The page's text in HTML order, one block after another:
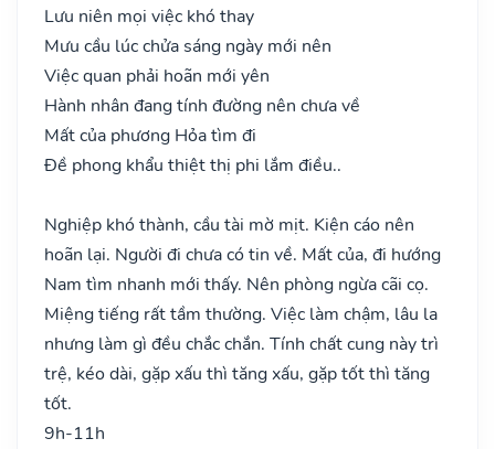
Lưu niên mọi việc khó thay
Mưu cầu lúc chửa sáng ngày mới nên
Việc quan phải hoãn mới yên
Hành nhân đang tính đường nên chưa về
Mất của phương Hỏa tìm đi
Đề phong khẩu thiệt thị phi lắm điều..
Nghiệp khó thành, cầu tài mờ mịt. Kiện cáo nên
hoãn lại. Người đi chưa có tin về. Mất của, đi hướng
Nam tìm nhanh mới thấy. Nên phòng ngừa cãi cọ.
Miệng tiếng rất tầm thường. Việc làm chậm, lâu la
nhưng làm gì đều chắc chắn. Tính chất cung này trì
trệ, kéo dài, gặp xấu thì tăng xấu, gặp tốt thì tăng
tốt.
9h-11h